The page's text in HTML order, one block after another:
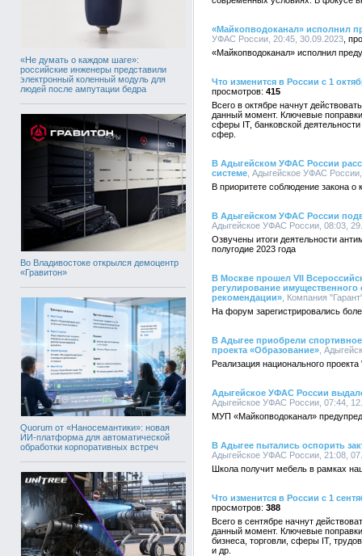
«Не думать о каждом шаге»:
российские инженеры представили
электронный коленный модуль для
людей после ампутации бедра
Во Владивостоке открылся демоцентр
«Гравитон»
Quorum от «Наносемантики»: новая
ИИ-платформа для автоматической
обработки корпоративных встреч
«Майкопводоканал» исполнил
УФАС России, 20:45, 30.09.2023
«Майкопводоканал» исполнил
Что изменится в России с 1
415
Всего в октябре начнут
данный момент. Ключевые
сферы IT, банковской
сфер.
В Адыгейском УФАС России
системе , Адыгейское УФАС
В приоритете соблюдение закона о
В Адыгейском УФАС России
Адыгейское УФАС России, 08:03,
Озвучены итоги деятельности
полугодие 2023 года
В Москве прошел VII
регулирование
рекомендации» , Компания
На форум зарегистрировались
В Адыгее приобрели
проекта «Образование» ,
Реализация национального
Адыгейское УФАС России
Адыгейское УФАС России, 07:44,
МУП «Майкопводоканал»
В Адыгее пытались оспорить
Адыгейское УФАС России, 21:08,
Школа получит мебель в рамках
Что изменится в России с 1
388
Всего в сентябре начнут
данный момент. Ключевые
бизнеса, торговли, сферы IT,
и др.